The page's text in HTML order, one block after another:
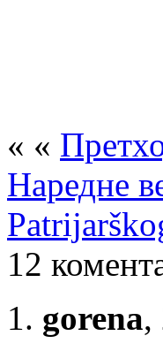
« «
Наредне
12
gorena,